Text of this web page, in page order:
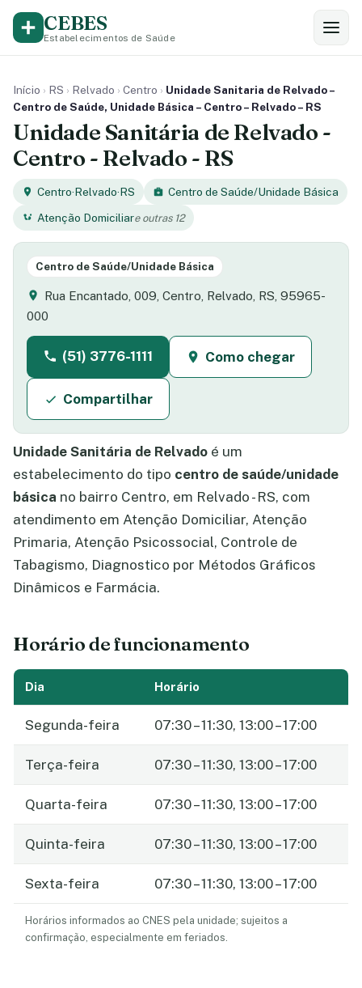
CEBES
Estabelecimentos de Saúde
Início › RS › Relvado › Centro › Unidade Sanitaria de Relvado –
Centro de Saúde, Unidade Básica – Centro – Relvado – RS
Unidade Sanitária de Relvado -
Centro - Relvado - RS
Centro·Relvado·RS
Centro de Saúde/Unidade Básica
Atenção Domiciliare outras 12
Centro de Saúde/Unidade Básica
Rua Encantado, 009, Centro, Relvado, RS, 95965-
000
(51) 3776-1111 Como chegar
Compartilhar
Unidade Sanitária de Relvado é um
estabelecimento do tipo centro de saúde/unidade
básica no bairro Centro, em Relvado - RS, com
atendimento em Atenção Domiciliar, Atenção
Primaria, Atenção Psicossocial, Controle de
Tabagismo, Diagnostico por Métodos Gráficos
Dinâmicos e Farmácia.
Horário de funcionamento
Dia Horário
Segunda-feira 07:30 – 11:30, 13:00 – 17:00
Terça-feira 07:30 – 11:30, 13:00 – 17:00
Quarta-feira 07:30 – 11:30, 13:00 – 17:00
Quinta-feira 07:30 – 11:30, 13:00 – 17:00
Sexta-feira 07:30 – 11:30, 13:00 – 17:00
Horários informados ao CNES pela unidade; sujeitos a
confirmação, especialmente em feriados.